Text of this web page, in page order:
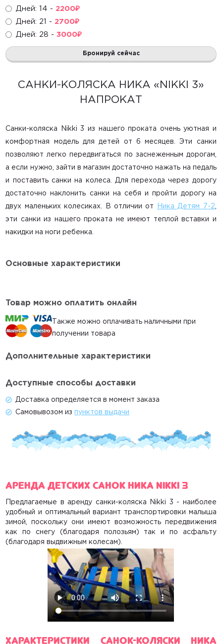
Развивающие игрушки
Горки, домики, сухие бассейны
Маме в помощь
Ватрушки
Лыжи и коньки
Главная
Каталог
Гигиена
Статьи
Каталог
Коляски
Весы
Условия проката
Контакты
Дней: 14 - 2200₽
Дней: 21 - 2700₽
Дней: 28 - 3000₽
Бронируй сейчас
САНКИ-КОЛЯСКА НИКА «NIKKI 3»
НАПРОКАТ
Санки-коляска Nikki 3 из нашего проката очень уютная и
комфортная модель для детей от 6 месяцев. Эти санки
позволяют легко передвигаться по заснеженным дорогам,
а если нужно, зайти в магазин достаточно нажать на педаль
и поставить санки на колеса. Для перехода через дорогу
достаточно наклонить санки на себя и пройти дорогу на
двух маленьких колесиках. В отличии от Ника Детям 7-2
эти санки из нашего проката не имеют теплой вставки и
накидки на ноги ребенка.
Основные характеристики
Товар можно оплатить онлайн
Также можно оплачивать наличными при
получении товара
Дополнительные характеристики
Доступные способы доставки
Доставка определяется в момент заказа
Самовывозом из пунктов выдачи
Аренда детских санок Ника Nikki 3
Предлагаемые в аренду санки-коляска Nikki 3 - наиболее
удобный и оптимальный вариант транспортировки малыша
зимой, поскольку они имеют возможность передвижения
как по снегу (благодаря полозьям) так и по асфальту
(благодаря выдвижным колесам).
Характеристики санок-коляски Ника